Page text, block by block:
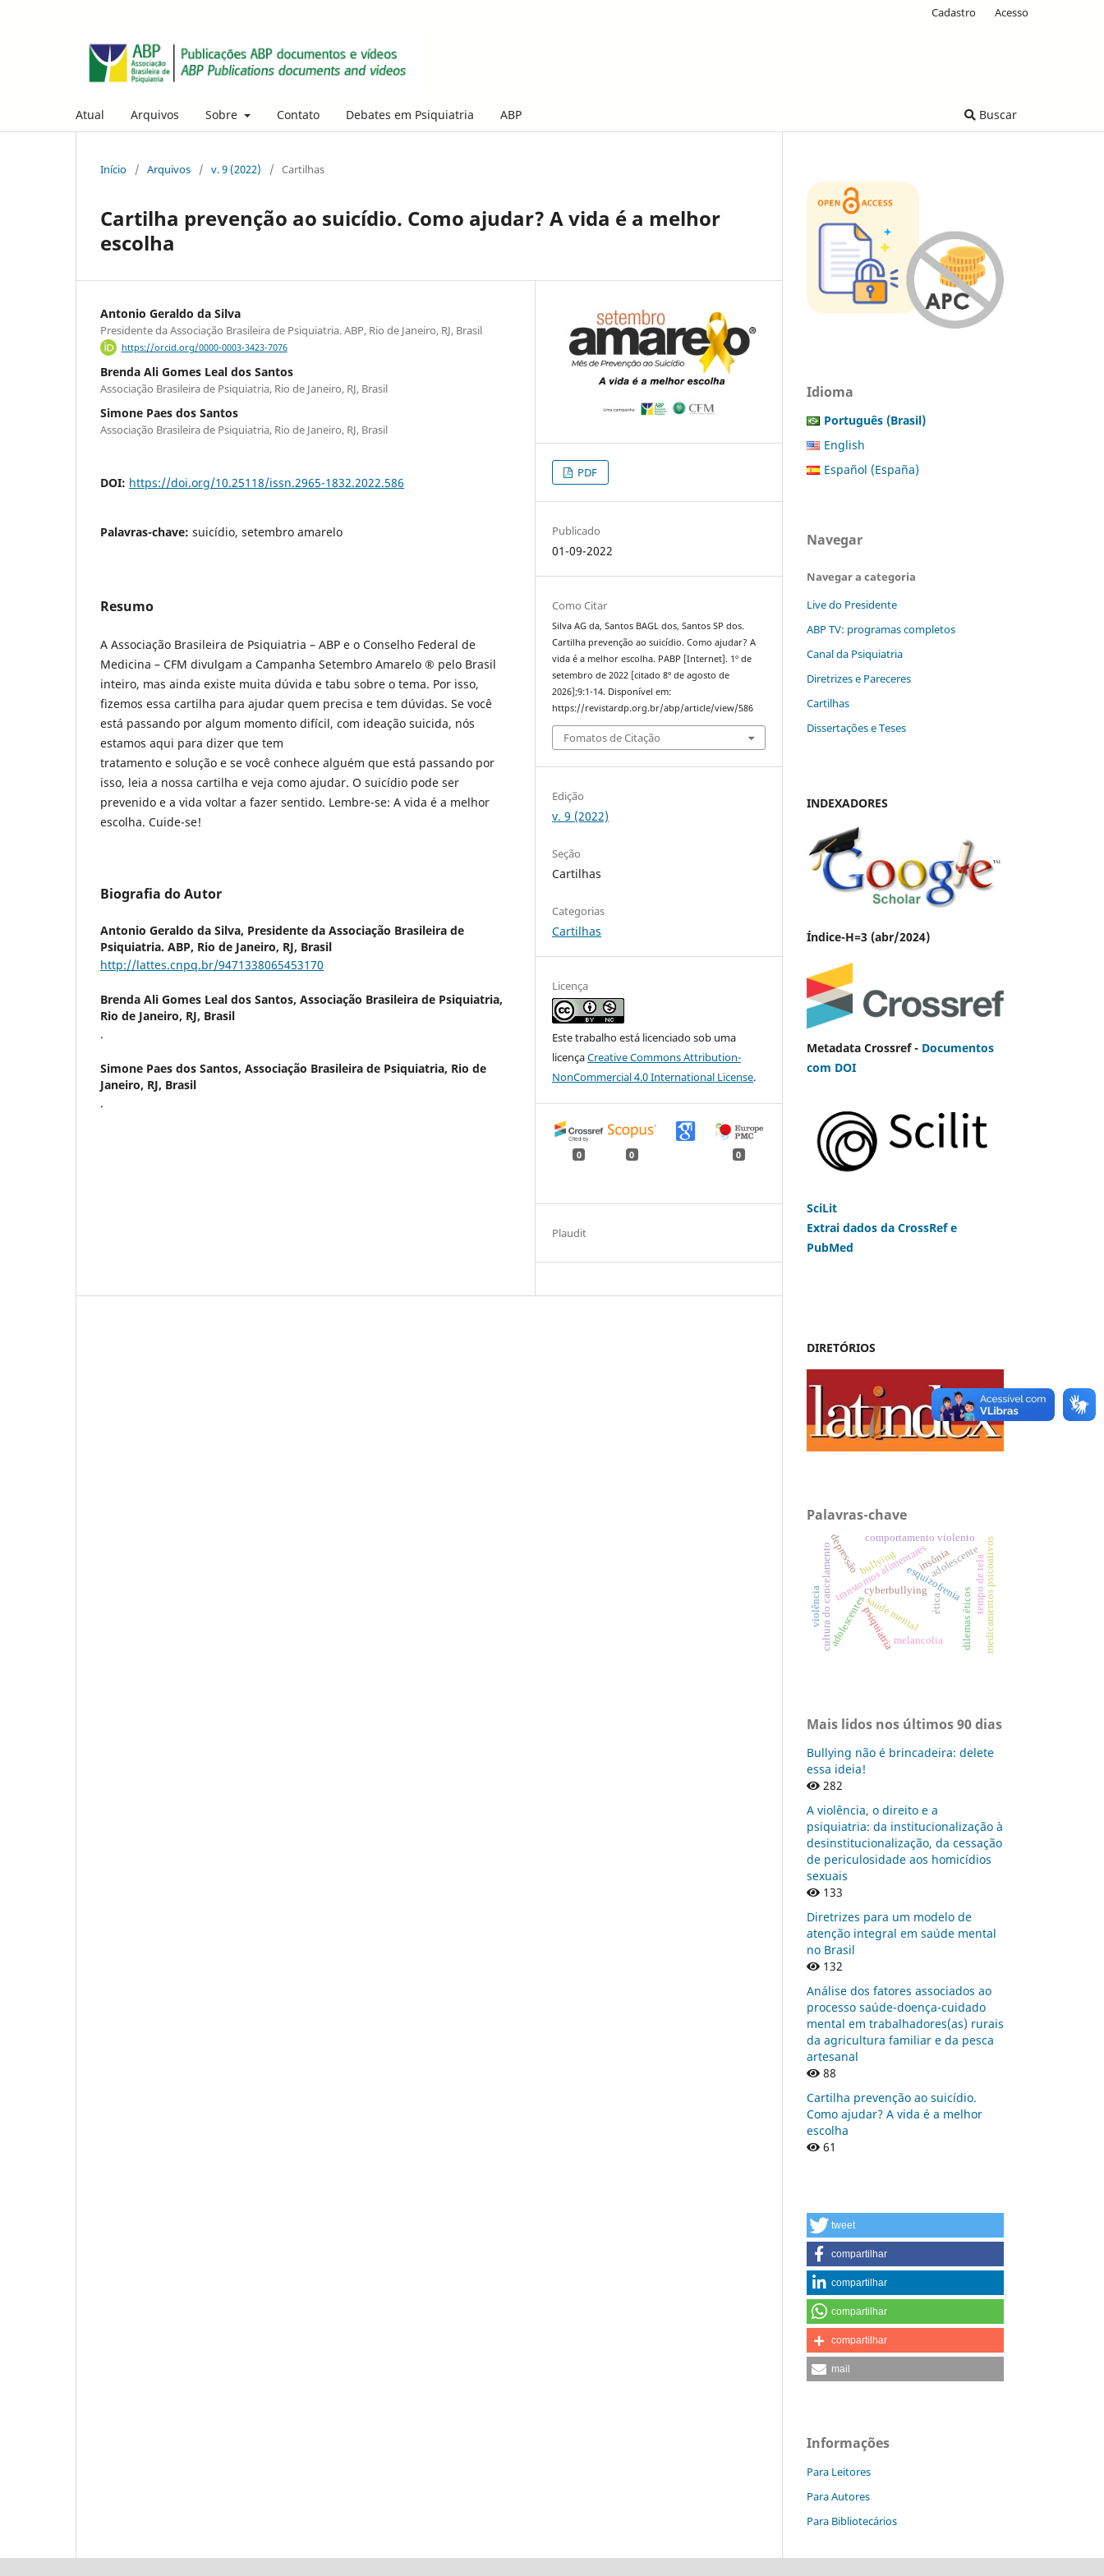
Atual Arquivos Sobre Contato Debates em Psiquiatria ABP Buscar
Cadastro Acesso
Início / Arquivos / v. 9 (2022) / Cartilhas
Cartilha prevenção ao suicídio. Como ajudar? A vida é a melhor
escolha
Antonio Geraldo da Silva
Presidente da Associação Brasileira de Psiquiatria. ABP, Rio de Janeiro, RJ, Brasil
https://orcid.org/0000-0003-3423-7076
Brenda Ali Gomes Leal dos Santos
Associação Brasileira de Psiquiatria, Rio de Janeiro, RJ, Brasil
Simone Paes dos Santos
Associação Brasileira de Psiquiatria, Rio de Janeiro, RJ, Brasil
DOI: https://doi.org/10.25118/issn.2965-1832.2022.586
Palavras-chave: suicídio, setembro amarelo
Resumo
A Associação Brasileira de Psiquiatria – ABP e o Conselho Federal de
Medicina – CFM divulgam a Campanha Setembro Amarelo ® pelo Brasil
inteiro, mas ainda existe muita dúvida e tabu sobre o tema. Por isso,
fizemos essa cartilha para ajudar quem precisa e tem dúvidas. Se você
está passando por algum momento difícil, com ideação suicida, nós
estamos aqui para dizer que tem
tratamento e solução e se você conhece alguém que está passando por
isso, leia a nossa cartilha e veja como ajudar. O suicídio pode ser
prevenido e a vida voltar a fazer sentido. Lembre-se: A vida é a melhor
escolha. Cuide-se!
Biografia do Autor
Antonio Geraldo da Silva, Presidente da Associação Brasileira de
Psiquiatria. ABP, Rio de Janeiro, RJ, Brasil
http://lattes.cnpq.br/9471338065453170
Brenda Ali Gomes Leal dos Santos, Associação Brasileira de Psiquiatria,
Rio de Janeiro, RJ, Brasil
.
Simone Paes dos Santos, Associação Brasileira de Psiquiatria, Rio de
Janeiro, RJ, Brasil
.
PDF
Publicado
01-09-2022
Como Citar
Silva AG da, Santos BAGL dos, Santos SP dos.
Cartilha prevenção ao suicídio. Como ajudar? A
vida é a melhor escolha. PABP [Internet]. 1º de
setembro de 2022 [citado 8º de agosto de
2026];9:1-14. Disponível em:
https://revistardp.org.br/abp/article/view/586
Fomatos de Citação
Edição
v. 9 (2022)
Seção
Cartilhas
Categorias
Cartilhas
Licença
Este trabalho está licenciado sob uma
licençaCreative Commons Attribution-
NonCommercial 4.0 International License.
0 0 0
Plaudit
Idioma
Português (Brasil)
English
Español (España)
Navegar
Navegar a categoria
Live do Presidente
ABP TV: programas completos
Canal da Psiquiatria
Diretrizes e Pareceres
Cartilhas
Dissertações e Teses
INDEXADORES
Índice-H=3 (abr/2024)
Metadata Crossref - Documentos
com DOI
SciLit
Extrai dados da CrossRef e
PubMed
DIRETÓRIOS
Palavras-chave
bullying
cyberbullying
transtornos alimentares
cultura do cancelamento saúde mental
depressão
adolescentes
esquizofrenia
ética dilemas éticos
psiquiatria
violência
adolescente
comportamento violento
melancolia
tempo de tela
insônia medicamentos psicoativos
Mais lidos nos últimos 90 dias
Bullying não é brincadeira: delete
essa ideia!
282
A violência, o direito e a
psiquiatria: da institucionalização à
desinstitucionalização, da cessação
de periculosidade aos homicídios
sexuais
133
Diretrizes para um modelo de
atenção integral em saúde mental
no Brasil
132
Análise dos fatores associados ao
processo saúde-doença-cuidado
mental em trabalhadores(as) rurais
da agricultura familiar e da pesca
artesanal
88
Cartilha prevenção ao suicídio.
Como ajudar? A vida é a melhor
escolha
61
tweet
compartilhar
compartilhar
compartilhar
compartilhar
mail
Informações
Para Leitores
Para Autores
Para Bibliotecários